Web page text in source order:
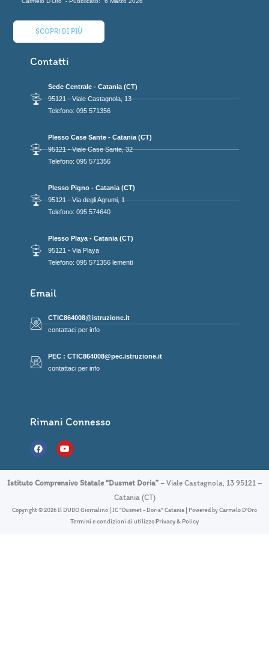
SCOPRI DI PIÙ
Contatti
Sede Centrale - Catania (CT)
95121 - Viale Castagnola, 13
Telefono: 095 571356
Plesso Case Sante - Catania (CT)
95121 - Viale Case Sante, 32
Telefono: 095 571356
Plesso Pigno - Catania (CT)
95121 - Via degli Agrumi, 1
Telefono: 095 574640
Plesso Playa - Catania (CT)
95121 - Via Playa
Telefono: 095 571356 lementi
Email
CTIC864008@istruzione.it
contattaci per info
PEC : CTIC864008@pec.istruzione.it
contattaci per info
Rimani Connesso
F
a
e
b
o
Y
o
t
b
Istituto Comprensivo Statale “Dusmet Doria” – Viale Castagnola, 13 95121 –
Catania (CT)
Copyright © 2026 Il DUDO Giornalino | IC "Dusmet - Doria" Catania | Powered by Carmelo D'Oro
Termini e condizioni di utilizzo Privacy & Policy